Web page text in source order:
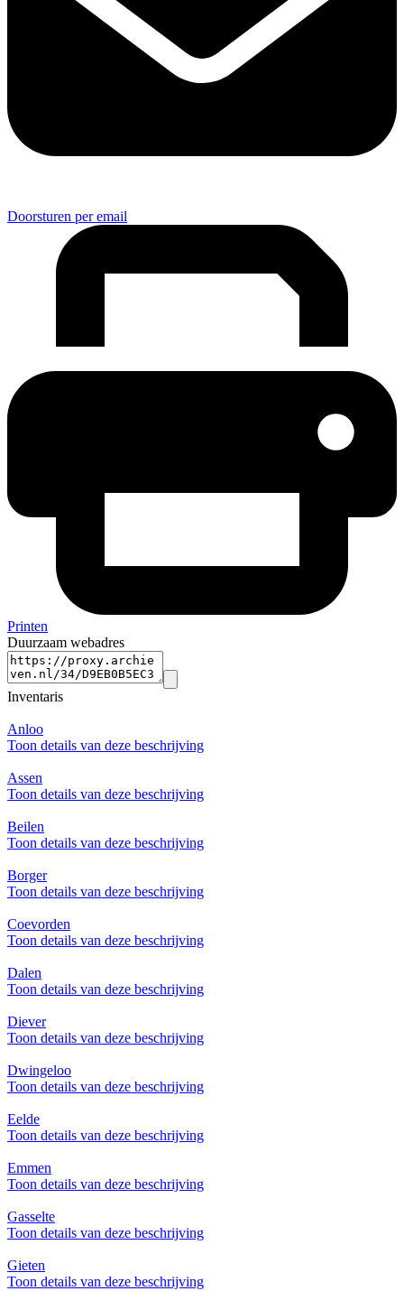
Doorsturen per email
Printen
Duurzaam webadres
Inventaris
Anloo
Toon details van deze beschrijving
Assen
Toon details van deze beschrijving
Beilen
Toon details van deze beschrijving
Borger
Toon details van deze beschrijving
Coevorden
Toon details van deze beschrijving
Dalen
Toon details van deze beschrijving
Diever
Toon details van deze beschrijving
Dwingeloo
Toon details van deze beschrijving
Eelde
Toon details van deze beschrijving
Emmen
Toon details van deze beschrijving
Gasselte
Toon details van deze beschrijving
Gieten
Toon details van deze beschrijving